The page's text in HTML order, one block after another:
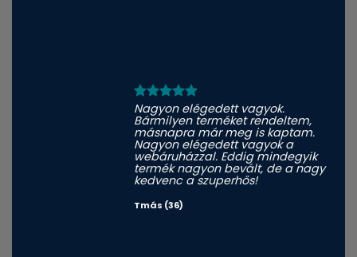
Nagyon elégedett vagyok.
Bármilyen terméket rendeltem,
másnapra már meg is kaptam.
Nagyon elégedett vagyok a
webáruházzal. Eddig mindegyik
termék nagyon bevált, de a nagy
kedvenc a szuperhős!
Tmás (36)